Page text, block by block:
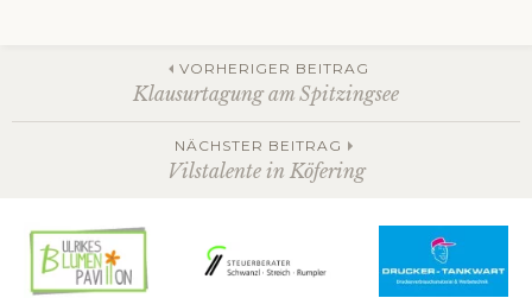
Beitrags-
Navigation
VORHERIGER BEITRAG
Klausurtagung am Spitzingsee
NÄCHSTER BEITRAG
Vilstalente in Köfering